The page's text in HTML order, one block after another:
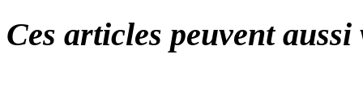
Ces articles peuvent